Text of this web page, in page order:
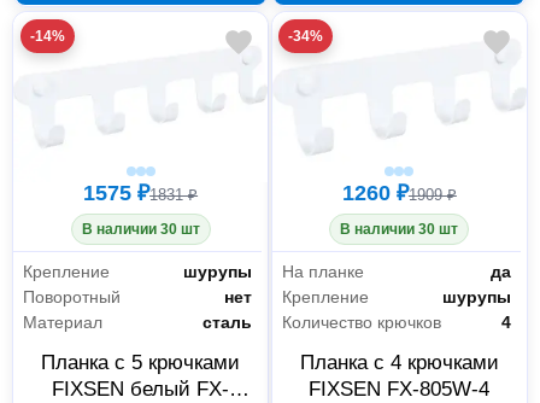
-14%
1575 ₽1831 ₽
В наличии 30 шт
Крепление
шурупы
Поворотный
нет
Материал
сталь
Планка с 5 крючками
FIXSEN белый FX-
-34%
1260 ₽1909 ₽
В наличии 30 шт
На планке
да
Крепление
шурупы
Количество крючков
4
Планка с 4 крючками
FIXSEN FX-805W-4